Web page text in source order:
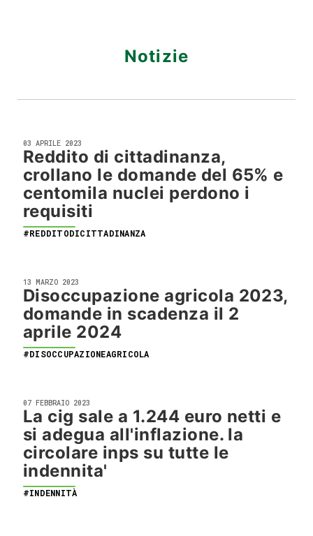
Notizie
03 APRILE 2023
Reddito di cittadinanza,
crollano le domande del 65% e
centomila nuclei perdono i
requisiti
#REDDITODICITTADINANZA
13 MARZO 2023
Disoccupazione agricola 2023,
domande in scadenza il 2
aprile 2024
#DISOCCUPAZIONEAGRICOLA
07 FEBBRAIO 2023
La cig sale a 1.244 euro netti e
si adegua all'inflazione. la
circolare inps su tutte le
indennita'
#INDENNITÀ